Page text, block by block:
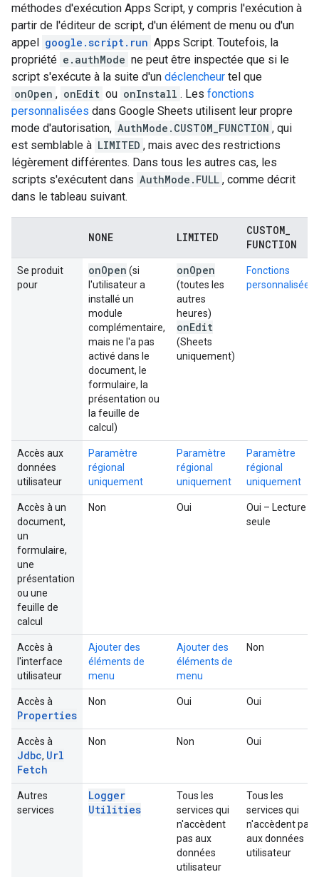
méthodes d'exécution Apps Script, y compris l'exécution à
partir de l'éditeur de script, d'un élément de menu ou d'un
appel google.script.run Apps Script. Toutefois, la
propriété e.authMode ne peut être inspectée que si le
script s'exécute à la suite d'un déclencheur tel que
onOpen , onEdit ou onInstall . Les fonctions
personnalisées dans Google Sheets utilisent leur propre
mode d'autorisation, AuthMode.CUSTOM_FUNCTION , qui
est semblable à LIMITED , mais avec des restrictions
légèrement différentes. Dans tous les autres cas, les
scripts s'exécutent dans AuthMode.FULL , comme décrit
dans le tableau suivant.
NONE LIMITED
CUSTOM
FUNCTION
Se produit
pour
onOpen (si
l'utilisateur a
installé un
module
complémentaire,
mais ne l'a pas
activé dans le
document, le
formulaire, la
présentation ou
la feuille de
calcul)
onOpen
(toutes les
autres
heures)
onEdit
(Sheets
uniquement)
Fonctions
personnalisées
Accès aux
données
utilisateur
Paramètre
régional
uniquement
Paramètre
régional
uniquement
Paramètre
régional
uniquement
Accès à un
document,
un
formulaire,
une
présentation
ou une
feuille de
calcul
Non Oui
Oui – Lecture
seule
Accès à
l'interface
utilisateur
Ajouter des
éléments de
menu
Ajouter des
éléments de
menu
Non
Accès à
Properties
Non Oui Oui
Accès à
Jdbc, Url
Fetch
Non Non Oui
Autres
services
Logger
Utilities
Tous les
services qui
n'accèdent
pas aux
données
utilisateur
Tous les
services qui
n'accèdent pas
aux données
utilisateur